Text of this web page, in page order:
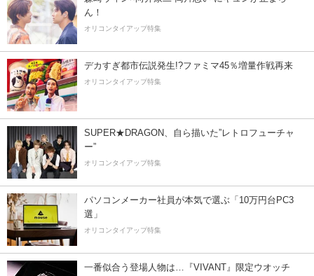
ん！
オリコンタイアップ特集
デカすぎ都市伝説発生!?ファミマ45％増量作戦再来
オリコンタイアップ特集
SUPER★DRAGON、自ら描いた”レトロフューチャ
ー”
オリコンタイアップ特集
パソコンメーカー社員が本気で選ぶ「10万円台PC3
選」
オリコンタイアップ特集
一番似合う登場人物は…『VIVANT』限定ウオッチ